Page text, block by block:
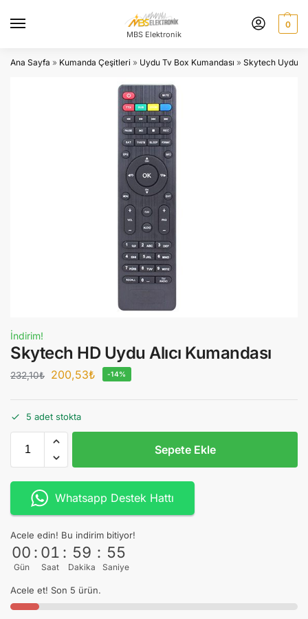
MBS Elektronik
0
Ana Sayfa » Kumanda Çeşitleri » Uydu Tv Box Kumandası » Skytech Uydu
İndirim!
Skytech HD Uydu Alıcı Kumandası
232,10₺ 200,53₺ -14%
5 adet stokta
Sepete Ekle
Whatsapp Destek Hattı
Acele edin! Bu indirim bitiyor!
00
Gün
: 01
Saat
: 59
Dakika
: 55
Saniye
Acele et! Son 5 ürün.